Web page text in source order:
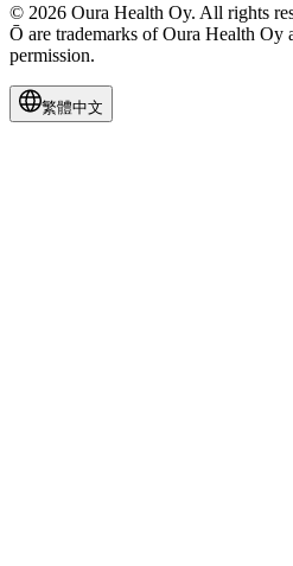
© 2026 Oura Health Oy. All rights
Ō are trademarks of Oura Health Oy
permission.
繁體中文